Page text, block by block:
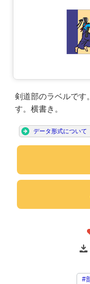
剣道部のラベルです
す。横書き。
データ形式について
#